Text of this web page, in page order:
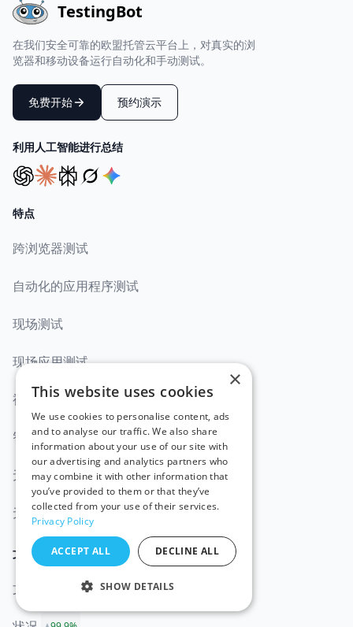
TestingBot
在我们安全可靠的欧盟托管云平台上，对真实的浏
览器和移动设备运行自动化和手动测试。
免费开始 预约演示
利用人工智能进行总结
特点
跨浏览器测试
自动化的应用程序测试
现场测试
现场应用测试
视觉测试
智能电视测试
无头测试
无代码自动化
文件
文件
×
This website uses cookies
We use cookies to personalise content, ads
and to analyse our traffic. We also share
information about your use of our site with
our advertising and analytics partners who
may combine it with other information that
you’ve provided to them or that they’ve
collected from your use of their services.
Privacy Policy
ACCEPT ALL DECLINE ALL
SHOW DETAILS